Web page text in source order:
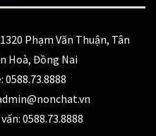
1320 Phạm Văn Thuận, Tân
Hoà, Đồng Nai
0588.73.8888
0588.73.8888